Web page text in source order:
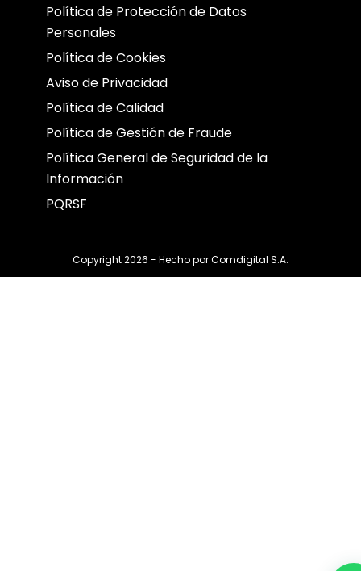
Política de Protección de Datos
Personales
Política de Cookies
Aviso de Privacidad
Política de Calidad
Política de Gestión de Fraude
Política General de Seguridad de la
Información
PQRSF
Copyright 2026 - Hecho porComdigital S.A.